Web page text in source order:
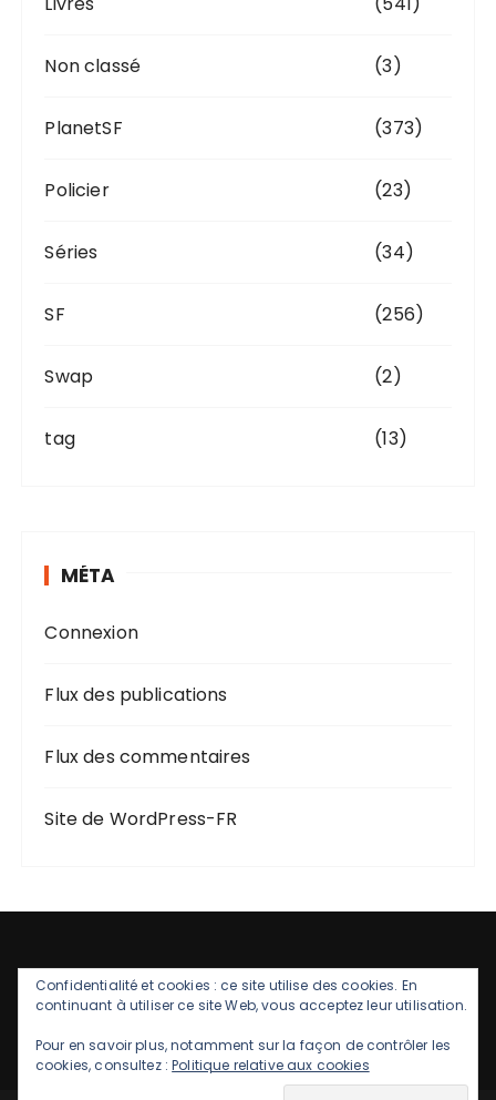
Non classé (3)
PlanetSF (373)
Policier (23)
Séries (34)
SF (256)
Swap (2)
tag (13)
MÉTA
Connexion
Flux des publications
Flux des commentaires
Site de WordPress-FR
Confidentialité et cookies : ce site utilise des cookies. En
continuant à utiliser ce site Web, vous acceptez leur utilisation.
Pour en savoir plus, notamment sur la façon de contrôler les
cookies, consultez :Politique relative aux cookies